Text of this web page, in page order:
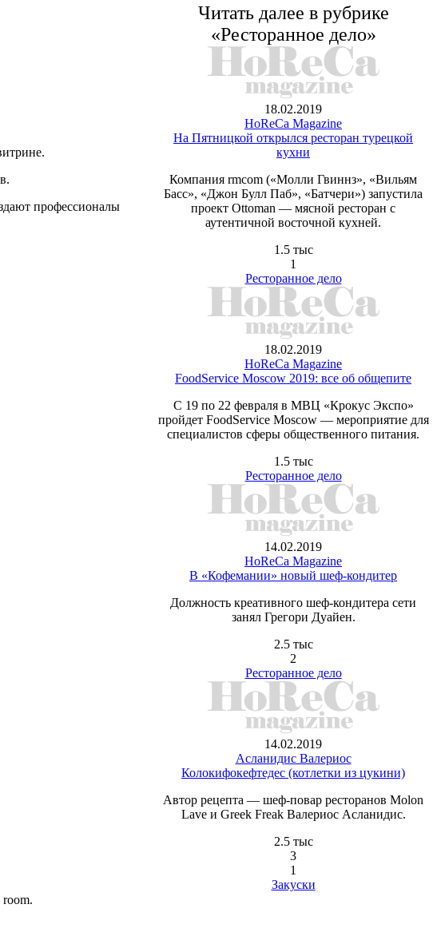
профессионалы
Читать далее в рубрике
«Ресторанное дело»
18.02.2019
HoReCa Magazine
На Пятницкой открылся ресторан турецкой
кухни
Компания rmcom («Молли Гвиннз», «Вильям
Басс», «Джон Булл Паб», «Батчери») запустила
проект Ottoman — мясной ресторан с
аутентичной восточной кухней.
1.5 тыс
1
Ресторанное дело
18.02.2019
HoReCa Magazine
FoodService Moscow 2019: все об общепите
С 19 по 22 февраля в МВЦ «Крокус Экспо»
пройдет FoodService Moscow — мероприятие для
специалистов сферы общественного питания.
1.5 тыс
Ресторанное дело
14.02.2019
HoReCa Magazine
В «Кофемании» новый шеф-кондитер
Должность креативного шеф-кондитера сети
занял Грегори Дуайен.
2.5 тыс
2
Ресторанное дело
14.02.2019
Асланидис Валериос
Колокифокефтедес (котлетки из цукини)
Автор рецепта — шеф-повар ресторанов Molon
Lave и Greek Freak Валериос Асланидис.
2.5 тыс
3
1
Закуски